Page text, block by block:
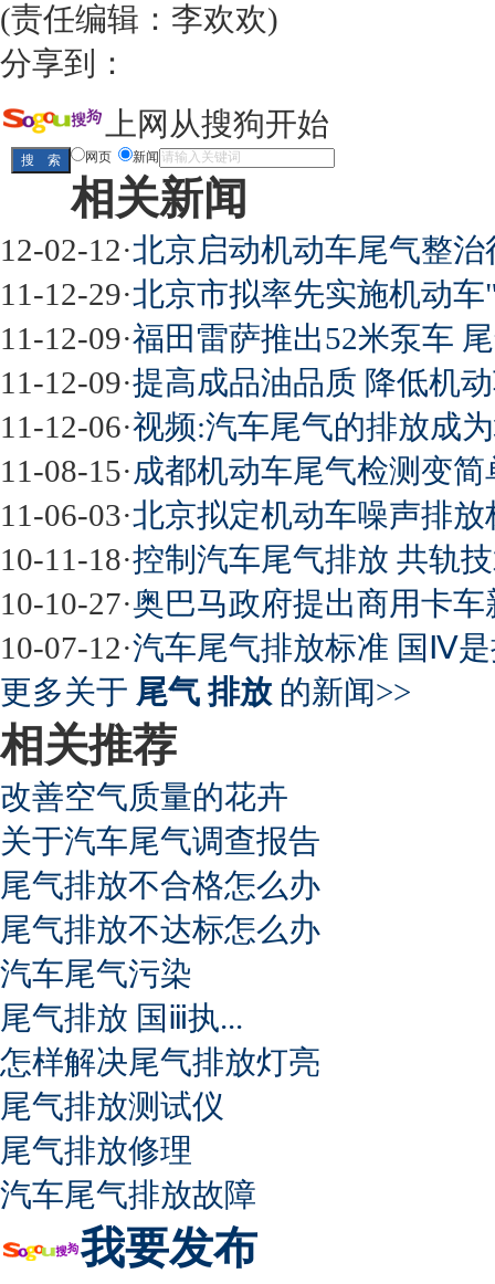
(责任编辑：李欢欢)
分享到：
上网从搜狗开始
网页 新闻
相关新闻
12-02-12·北京启动机动车尾气整治
11-12-29·北京市拟率先实施机动
11-12-09·福田雷萨推出52米泵车
11-12-09·提高成品油品质 降低机
11-12-06·视频:汽车尾气的排放成
11-08-15·成都机动车尾气检测变简
11-06-03·北京拟定机动车噪声排
10-11-18·控制汽车尾气排放 共轨
10-10-27·奥巴马政府提出商用卡
10-07-12·汽车尾气排放标准 国Ⅳ
更多关于 尾气 排放 的新闻>>
相关推荐
改善空气质量的花卉
关于汽车尾气调查报告
尾气排放不合格怎么办
尾气排放不达标怎么办
汽车尾气污染
尾气排放 国ⅲ执...
怎样解决尾气排放灯亮
尾气排放测试仪
尾气排放修理
汽车尾气排放故障
我要发布